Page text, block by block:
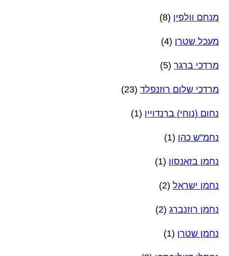
מנחם וולפין (8)
מעכל שטרן (4)
מרדכי ברגר (5)
מרדכי שלום רוזנפלד (23)
נחום (נוחי) ברנדויין (1)
נחמ"ש כהן (1)
נחמן בזאנסון (1)
נחמן ישראל (2)
נחמן רוזנברג (2)
נחמן שטרן (1)